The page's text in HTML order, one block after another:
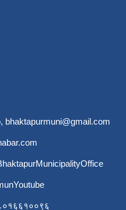
, bhaktapurmuni@gmail.com